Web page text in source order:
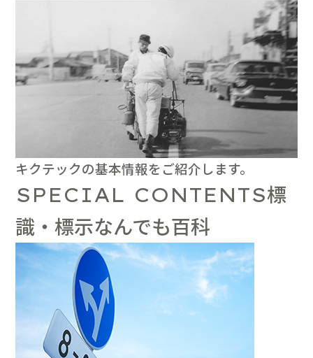
キクテックの基本情報をご紹介します。
SPECIAL CONTENTS標
識・標示なんでも百科